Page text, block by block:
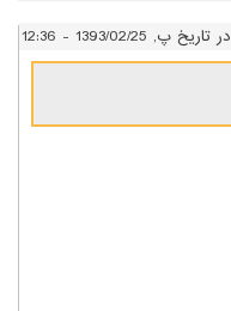
در تاریخ پ, 1393/02/25 - 12:36